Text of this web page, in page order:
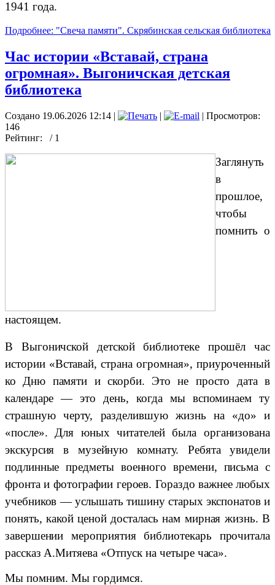
1941 года.
Подробнее: "Свеча памяти". Скрябинская сельская библиотека
Час истории «Вставай, страна
огромная». Выгоничская детская
библиотека
Создано 19.06.2026 12:14 | |
| Просмотров:
146
Рейтинг:
/ 1
Заглянуть
в
прошлое,
чтобы
помнить о
настоящем.
В Выгоничской детской библиотеке прошёл час
истории «Вставай, страна огромная», приуроченный
ко Дню памяти и скорби. Это не просто дата в
календаре — это день, когда мы вспоминаем ту
страшную черту, разделившую жизнь на «до» и
«после». Для юных читателей была организована
экскурсия в музейную комнату. Ребята увидели
подлинные предметы военного времени, письма с
фронта и фотографии героев. Гораздо важнее любых
учебников — услышать тишину старых экспонатов и
понять, какой ценой досталась нам мирная жизнь. В
завершении мероприятия библиотекарь прочитала
рассказ А.Митяева «Отпуск на четыре часа».
Мы помним. Мы гордимся.